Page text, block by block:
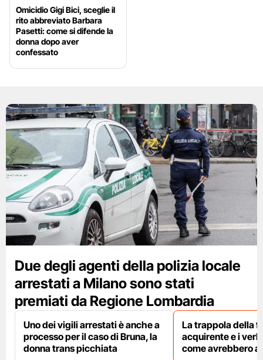
Omicidio Gigi Bici, sceglie il
rito abbreviato Barbara
Pasetti: come si difende la
donna dopo aver
confessato
Due degli agenti della polizia locale
arrestati a Milano sono stati
premiati da Regione Lombardia
Uno dei vigili arrestati è anche a
processo per il caso di Bruna, la
donna trans picchiata
La trappola della
acquirente e i
come avrebbero